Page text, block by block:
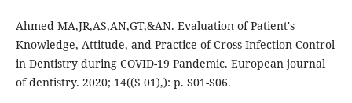
Ahmed MA,JR,AS,AN,GT,&AN. Evaluation of Patient's
Knowledge, Attitude, and Practice of Cross-Infection Control
in Dentistry during COVID-19 Pandemic. European journal
of dentistry. 2020; 14((S 01),): p. S01-S06.